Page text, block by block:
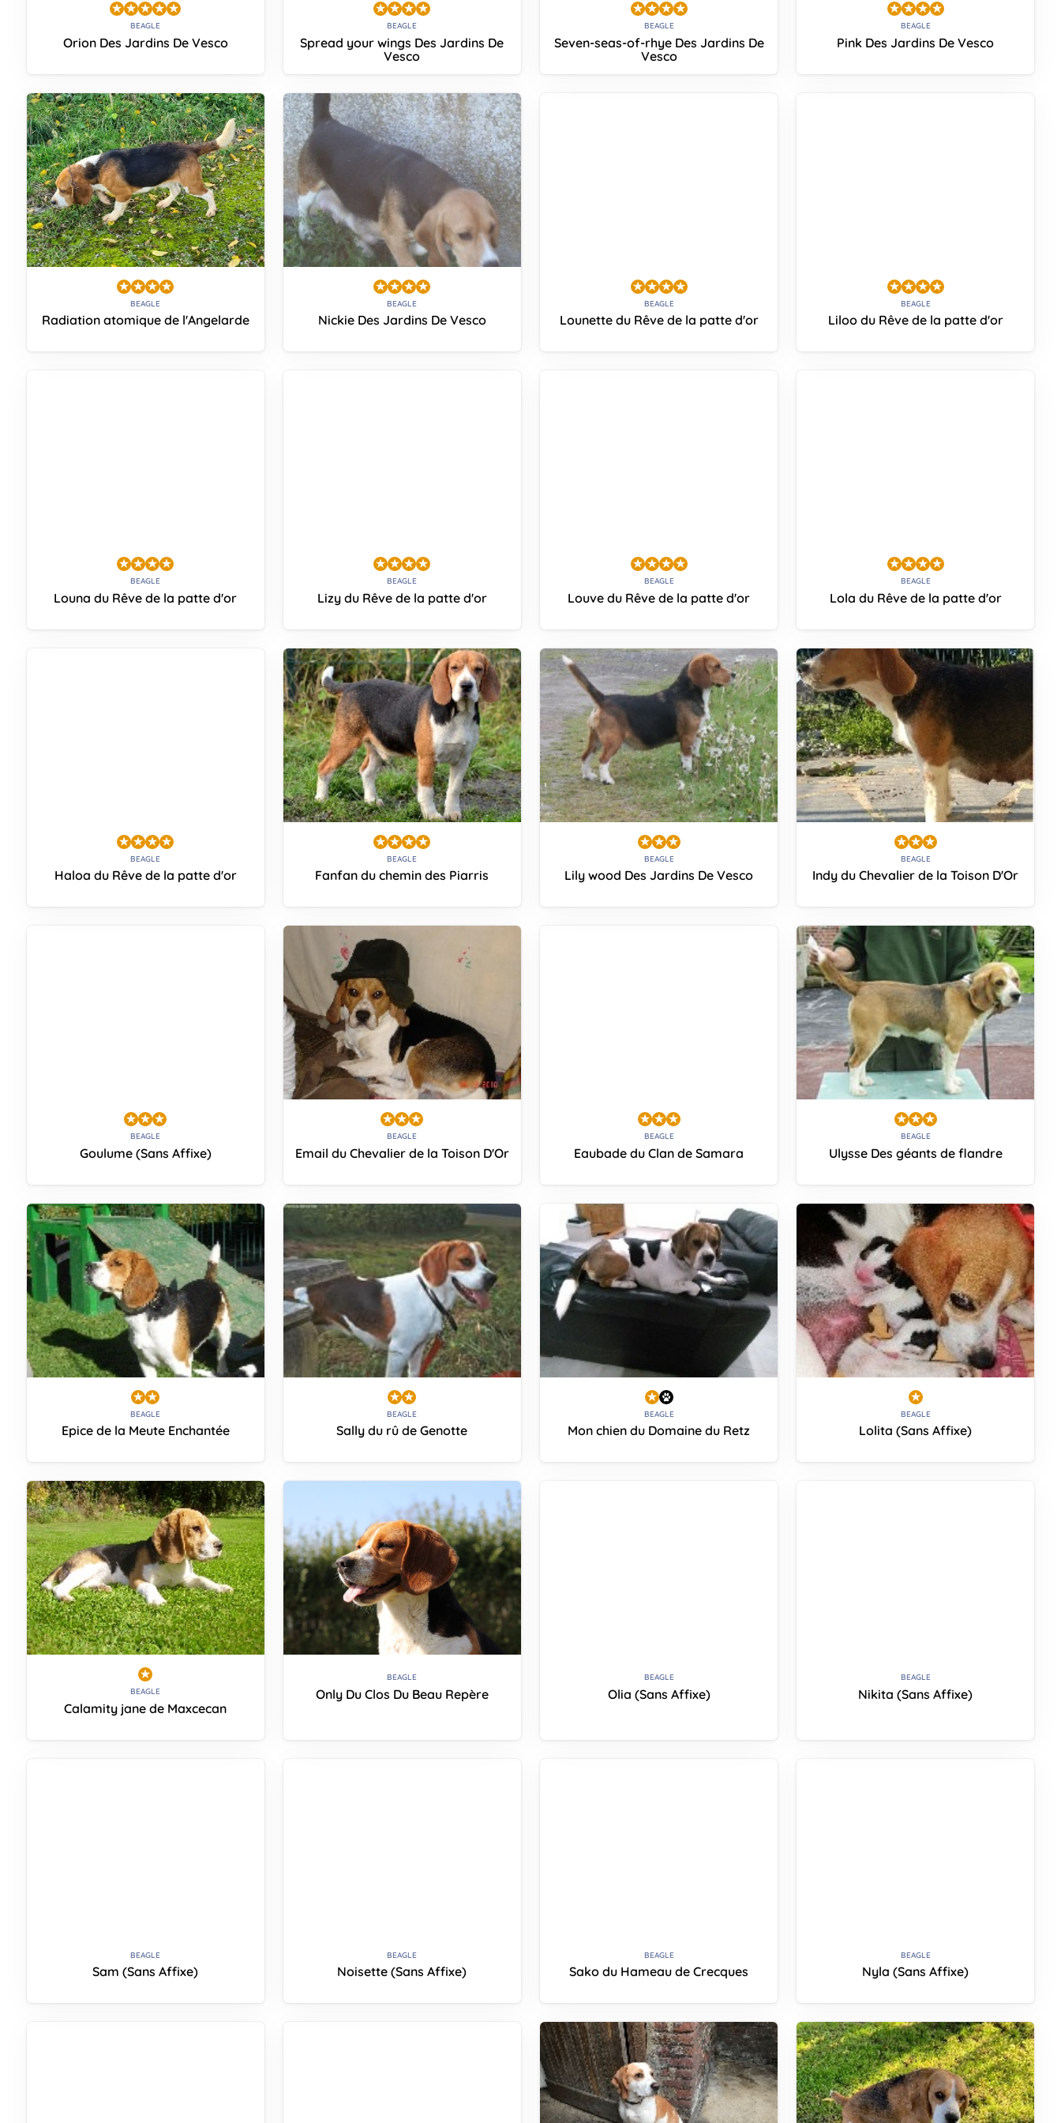
BEAGLE
Orion Des Jardins De Vesco
BEAGLE
Spread your wings Des Jardins De
Vesco
BEAGLE
Seven-seas-of-rhye Des Jardins De
Vesco
BEAGLE
Pink Des Jardins De Vesco
BEAGLE
Radiation atomique de l'Angelarde
BEAGLE
Nickie Des Jardins De Vesco
BEAGLE
Lounette du Rêve de la patte d'or
BEAGLE
Liloo du Rêve de la patte d'or
BEAGLE
Louna du Rêve de la patte d'or
BEAGLE
Lizy du Rêve de la patte d'or
BEAGLE
Louve du Rêve de la patte d'or
BEAGLE
Lola du Rêve de la patte d'or
BEAGLE
Haloa du Rêve de la patte d'or
BEAGLE
Fanfan du chemin des Piarris
BEAGLE
Lily wood Des Jardins De Vesco
BEAGLE
Indy du Chevalier de la Toison D'Or
BEAGLE
Goulume (Sans Affixe)
BEAGLE
Email du Chevalier de la Toison D'Or
BEAGLE
Eaubade du Clan de Samara
BEAGLE
Ulysse Des géants de flandre
BEAGLE
Epice de la Meute Enchantée
BEAGLE
Sally du rû de Genotte
BEAGLE
Mon chien du Domaine du Retz
BEAGLE
Lolita (Sans Affixe)
BEAGLE
Calamity jane de Maxcecan
BEAGLE
Only Du Clos Du Beau Repère
BEAGLE
Olia (Sans Affixe)
BEAGLE
Nikita (Sans Affixe)
BEAGLE
Sam (Sans Affixe)
BEAGLE
Noisette (Sans Affixe)
BEAGLE
Sako du Hameau de Crecques
BEAGLE
Nyla (Sans Affixe)